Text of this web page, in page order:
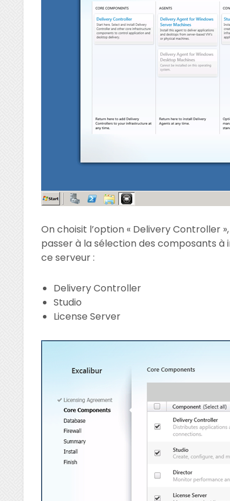
On choisit l’option « Delivery Controller
passer à la sélection des composants
ce serveur :
Delivery Controller
Studio
License Server